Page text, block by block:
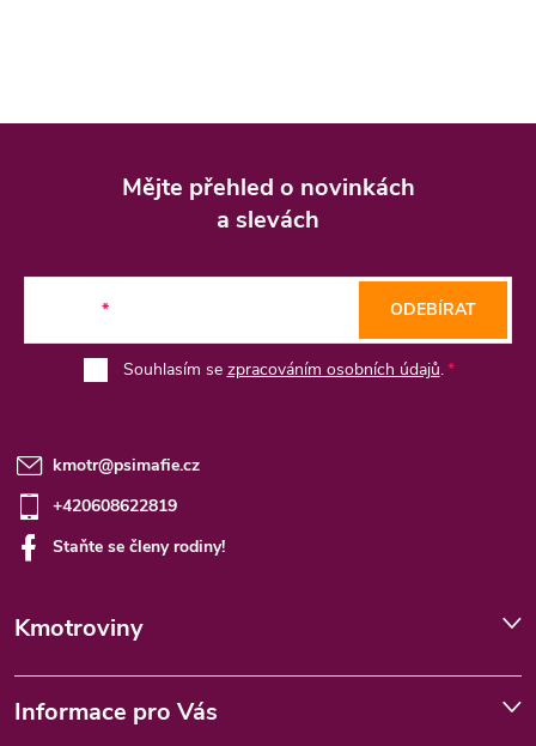
Mějte přehled o novinkách
a slevách
Souhlasím se zpracováním osobních údajů.
ODEBÍRAT
kmotr@psimafie.cz
+420608622819
Staňte se členy rodiny!
Kmotroviny
Informace pro Vás